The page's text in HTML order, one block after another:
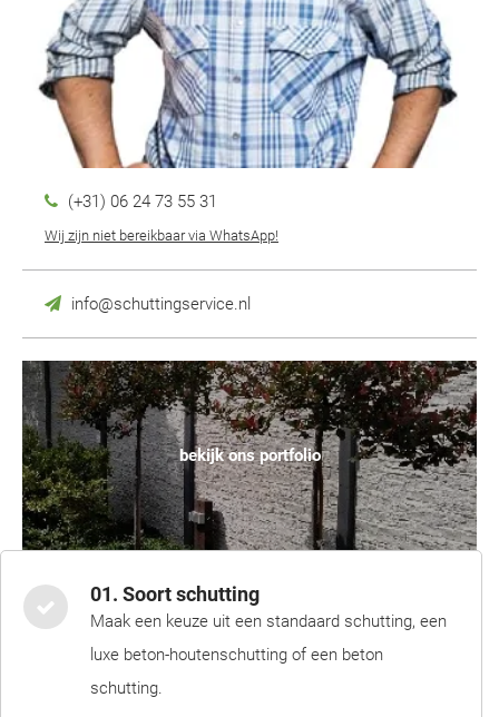
(+31) 06 24 73 55 31
Wij zijn niet bereikbaar via WhatsApp!
info@schuttingservice.nl
bekijk ons portfolio
01. Soort schutting
Maak een keuze uit een standaard schutting, een
luxe beton-houtenschutting of een beton
schutting.